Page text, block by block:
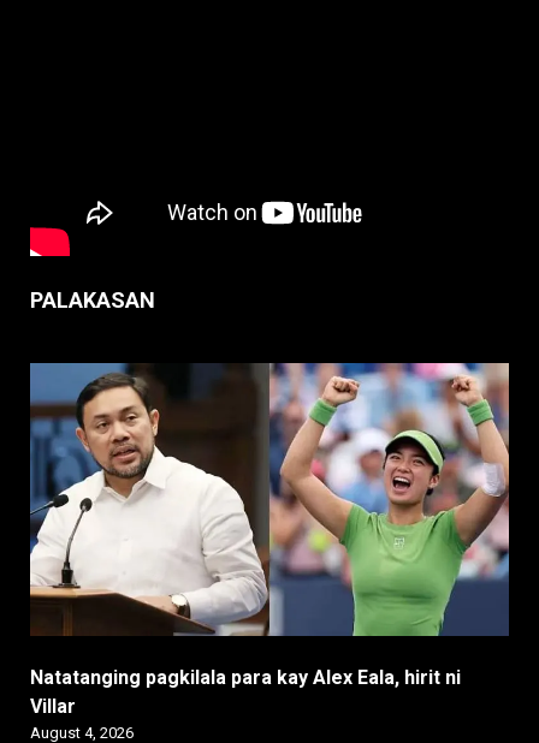
PALAKASAN
Natatanging pagkilala para kay Alex Eala, hirit ni
Villar
August 4, 2026